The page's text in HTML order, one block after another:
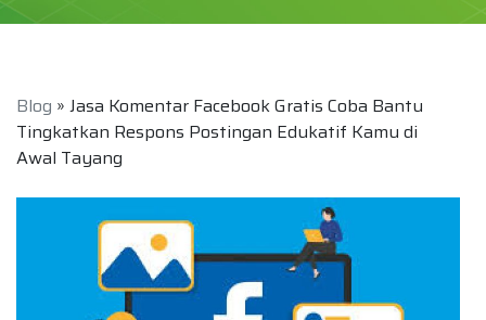
Blog » Jasa Komentar Facebook Gratis Coba Bantu
Tingkatkan Respons Postingan Edukatif Kamu di
Awal Tayang